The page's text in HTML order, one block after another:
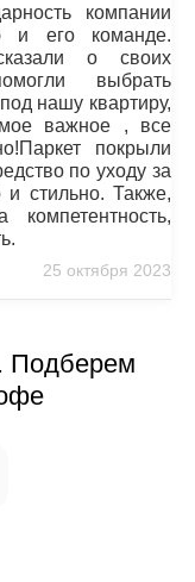
компании
и его команде.
о своих
выбрать
нашу квартиру,
важное , все
покрыли
по уходу за
и стильно. Также,
25 октября 2023
Подберем